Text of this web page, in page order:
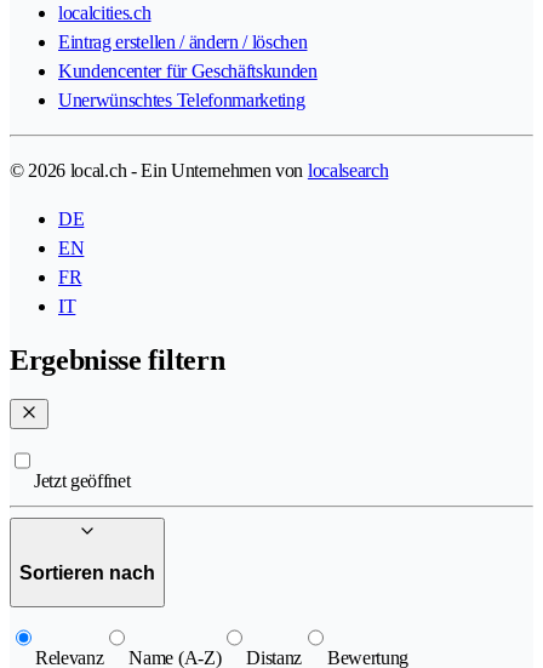
localcities.ch
Eintrag erstellen / ändern / löschen
Kundencenter für Geschäftskunden
Unerwünschtes Telefonmarketing
© 2026 local.ch - Ein Unternehmen von localsearch
DE
EN
FR
IT
Ergebnisse filtern
Jetzt geöffnet
Sortieren nach
Relevanz Name (A-Z) Distanz Bewertung